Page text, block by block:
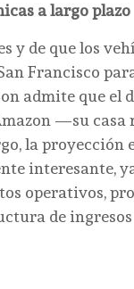
a largo plazo
y de que los
Francisco
admite que el
—su
la proyección
interesante,
operativos,
de ingresos